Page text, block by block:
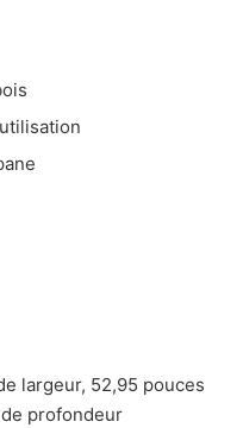
largeur, 52,95 pouces
profondeur